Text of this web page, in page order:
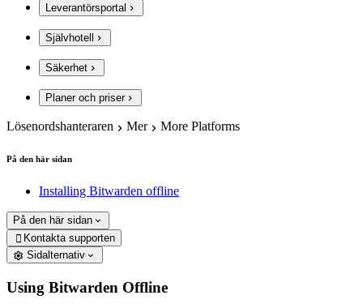
Leverantörsportal
Självhotell
Säkerhet
Planer och priser
Lösenordshanteraren Mer More Platforms
På den här sidan
Installing Bitwarden offline
På den här sidan
 Kontakta supporten
Sidalternativ
Using Bitwarden Offline